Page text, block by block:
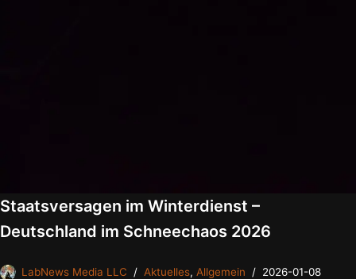
Staatsversagen im Winterdienst –
Deutschland im Schneechaos 2026
LabNews Media LLC Aktuelles, Allgemein 2026-01-08